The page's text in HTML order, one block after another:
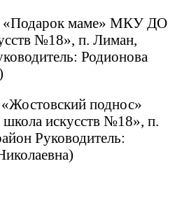
«Подарок маме» МКУ ДО
№18», п. Лиман,
Родионова
поднос»
искусств №18», п.
Руководитель: